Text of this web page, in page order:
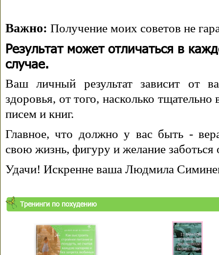
Важно: Получение моих советов не
Результат может отличаться в
случае.
Ваш личный результат зависит от
здоровья, от того, насколько
писем и книг.
Главное, что должно у вас быть -
свою жизнь, фигуру и желание заботься
Удачи! Искренне ваша Людмила
Тренинги по похудению